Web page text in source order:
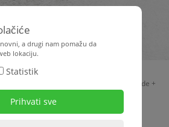
> Zaštitne ograde +
ograda + rešetka
a drugi nam pomažu da
lokaciju.
Statistik